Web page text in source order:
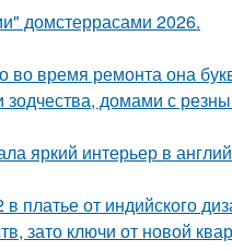
домстеррасами 2026.
во время ремонта она
домами с
яркий интерьер в
платье от индийского
зато ключи от новой